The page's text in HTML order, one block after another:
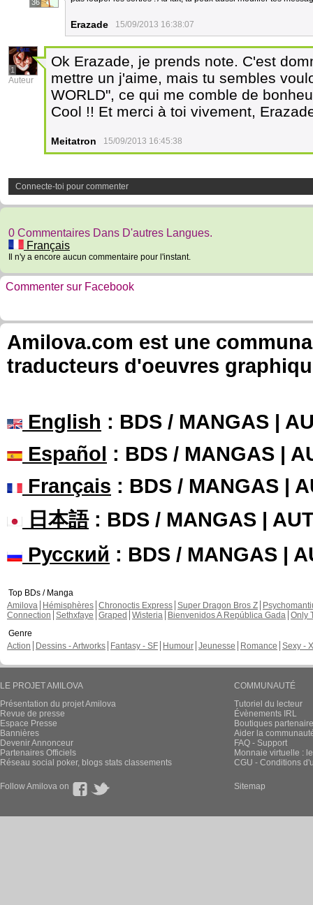
36
Erazade 15/09/2013 16:38:07
1
Auteur
Ok Erazade, je prends note. C'est
mettre un j'aime, mais tu sembles
WORLD", ce qui me comble de
Cool !! Et merci à toi vivement,
Meitatron 15/09/2013 16:45:38
Connecte-toi pour commenter
0 Commentaires Dans D'autres Langues.
Français
Il n'y a encore aucun commentaire pour l'instant.
Commenter sur Facebook
Amilova.com est une
traducteurs d'oeuvres
English : BDS / MANGAS |
Español : BDS / MANGAS |
Français : BDS / MANGAS |
日本語: BDS / MANGAS |
Русский : BDS / MANGAS |
Top BDs / Manga
Amilova
Hémisphères Chronoctis Express Super Dragon Bros Z
Connection Sethxfaye Graped Wisteria Bienvenidos A República Gada Only
Genre
Action
Dessins - Artworks Fantasy - SF Humour Jeunesse Romance Sexy -
LE PROJET AMILOVA
Présentation du projet Amilova
Revue de presse
Espace Presse
Bannières
Devenir Annonceur
Partenaires Officiels
Réseau social poker, blogs stats classements
COMMUNAUTÉ
Tutoriel du lecteur
Évènements IRL
Boutiques
Aider la
FAQ - Support
Monnaie virtuelle :
CGU - Conditions
Follow Amilova on Sitemap